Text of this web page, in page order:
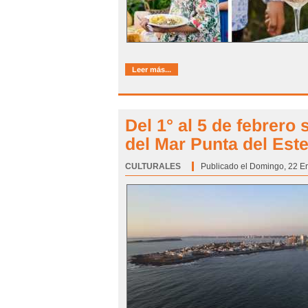
Leer más...
Del 1° al 5 de febrero
del Mar Punta del
CULTURALES Publicado el Domingo, 22